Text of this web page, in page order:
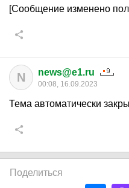
[Сообщение изменено
N news@e1.ru
00:08, 16.09.2023
Тема автоматически
Поделиться